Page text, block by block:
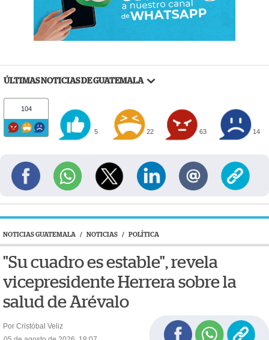
ÚLTIMAS NOTICIAS DE GUATEMALA
104
5 22 63 14
NOTICIAS GUATEMALA / NOTICIAS / POLÍTICA
"Su cuadro es estable", revela
vicepresidente Herrera sobre la
salud de Arévalo
Por Cristóbal Veliz